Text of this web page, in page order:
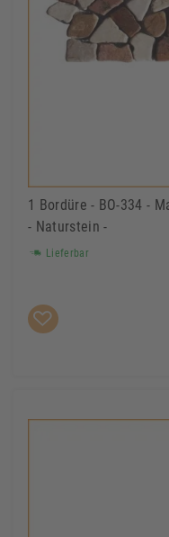
1 Bordüre - BO-334 -
- Naturstein -
Lieferbar